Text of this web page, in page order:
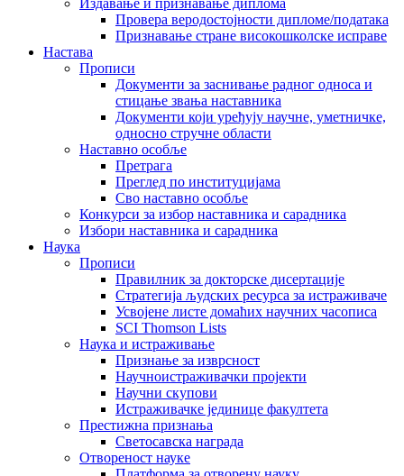
Издавање и признавање диплома
Провера веродостојности дипломе/података
Признавање стране високошколске исправе
Настава
Прописи
Документи за заснивање радног односа и
стицање звања наставника
Документи који уређују научне, уметничке,
односно стручне области
Наставно особље
Претрага
Преглед по институцијама
Сво наставно особље
Конкурси за избор наставника и сарадника
Избори наставника и сарадника
Наука
Прописи
Правилник за докторске дисертације
Стратегија људских ресурса за истраживаче
Усвојене листе домаћих научних часописа
SCI Thomson Lists
Наука и истраживање
Признање за изврсност
Научноистраживачки пројекти
Научни скупови
Истраживачке јединице факултета
Престижна признања
Светосавска награда
Отвореност науке